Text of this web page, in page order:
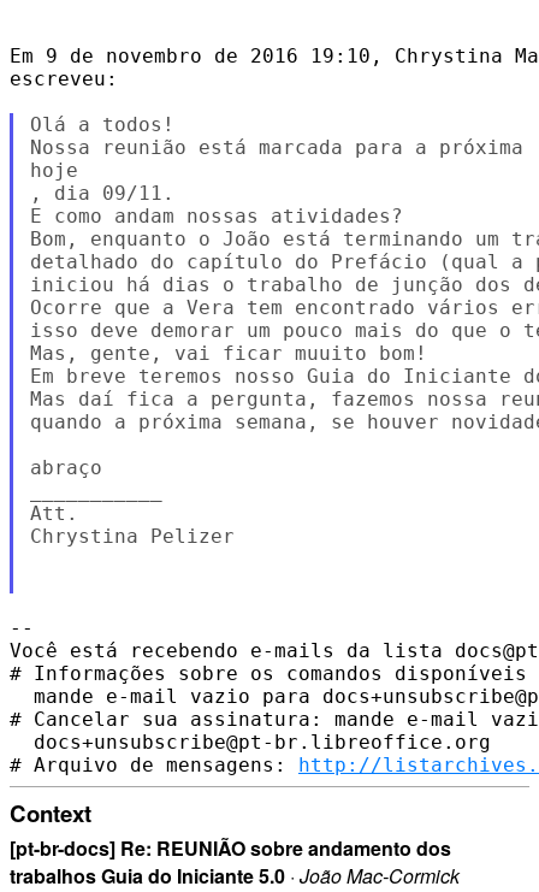
Em 9 de novembro de 2016 19:10, Chrystina
escreveu:
Olá a todos!
Nossa reunião está marcada para a próxima
​hoje
, dia 09/11.
E como andam nossas atividades?
Bom, enquanto o João está terminando um
detalhado do capítulo do Prefácio (qual a
iniciou há dias o trabalho de junção dos
Ocorre que a Vera tem encontrado vários
isso deve demorar um pouco mais do que
Mas, gente, vai ficar muuito bom!
Em breve teremos nosso Guia do
​Mas daí fica a pergunta, fazemos nossa
quando a próxima semana, se houver
abraço
Att.
Chrystina Pelizer
--
Você está recebendo e-mails da lista
# Informações sobre os comandos
mande e-mail vazio para
# Cancelar sua assinatura: mande e-mail
  docs+unsubscribe@pt-br.libreoffice.org
# Arquivo de mensagens: http://
Context
[pt-br-docs] Re: REUNIÃO sobre andamento dos
trabalhos Guia do Iniciante 5.0 · João Mac-Cormick